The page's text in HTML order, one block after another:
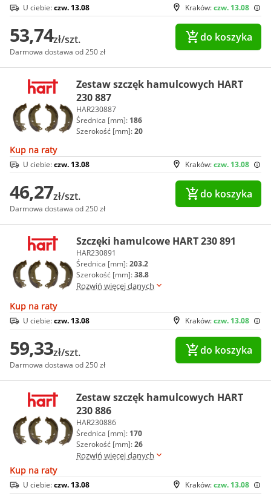
Kraków:czw. 13.08
U ciebie:czw. 13.08
53,74zł/szt.
Darmowa dostawa od 250 zł
do koszyka
Zestaw szczęk hamulcowych HART
230 887
HAR230887
Średnica [mm]: 186
Szerokość [mm]:20
Kup na raty
Kraków:czw. 13.08
U ciebie:czw. 13.08
46,27zł/szt.
Darmowa dostawa od 250 zł
do koszyka
Szczęki hamulcowe HART 230 891
HAR230891
Średnica [mm]:203.2
Szerokość [mm]:38.8
Rozwiń więcej danych
Kup na raty
Kraków:czw. 13.08
U ciebie:czw. 13.08
59,33zł/szt.
Darmowa dostawa od 250 zł
do koszyka
Zestaw szczęk hamulcowych HART
230 886
HAR230886
Średnica [mm]: 170
Szerokość [mm]:26
Rozwiń więcej danych
Kup na raty
Kraków:czw. 13.08
U ciebie:czw. 13.08